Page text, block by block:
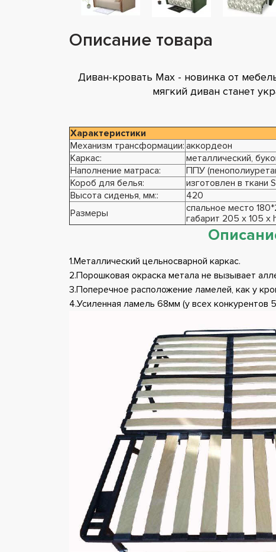
Описание товара
Диван-кровать Max - новинка от
мягкий диван станет
Характеристики
Механизм трансформации: аккордеон
Каркас:
металлический,
Наполнение матраса:
ППУ
Короб для белья:
изготовлен в ткани
Высота сиденья, мм::
420
Размеры
спальное место
габарит 205 х 105 х
1.Металлический цельносварной каркас.
2.Порошковая окраска метала не вызывает
3.Поперечное расположение ламелей, как у
4.Усиленная ламель 68мм (у всех конкурентов